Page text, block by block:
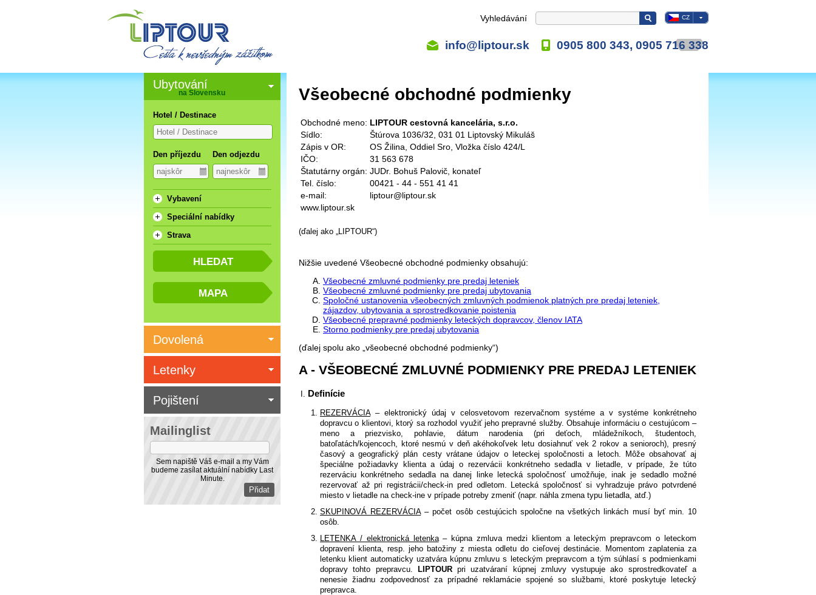
Vyhledávání CZ
info@liptour.sk 0905 800 343, 0905 716 338
Všeobecné obchodné podmienky
Obchodné meno: LIPTOUR cestovná kancelária, s.r.o.
Sídlo:
Štúrova 1036/32, 031 01 Liptovský Mikuláš
Zápis v OR:
OS Žilina, Oddiel Sro, Vložka číslo 424/L
IČO:
31 563 678
Štatutárny orgán: JUDr. Bohuš Palovič, konateľ
Tel. číslo:
00421 - 44 - 551 41 41
e-mail:
liptour@liptour.sk
www.liptour.sk
(ďalej ako „LIPTOUR“)
Nižšie uvedené Všeobecné obchodné podmienky obsahujú:
Všeobecné zmluvné podmienky pre predaj leteniek
Všeobecné zmluvné podmienky pre predaj ubytovania
Spoločné ustanovenia všeobecných zmluvných podmienok platných pre predaj leteniek,
zájazdov, ubytovania a sprostredkovanie poistenia
Všeobecné prepravné podmienky leteckých dopravcov, členov IATA
Storno podmienky pre predaj ubytovania
(ďalej spolu ako „všeobecné obchodné podmienky“)
A - VŠEOBECNÉ ZMLUVNÉ PODMIENKY PRE PREDAJ LETENIEK
Definície
REZERVÁCIA– elektronický údaj v celosvetovom rezervačnom systéme a v systéme konkrétneho
dopravcu o klientovi, ktorý sa rozhodol využiť jeho prepravné služby. Obsahuje informáciu o cestujúcom –
meno a priezvisko, pohlavie, dátum narodenia (pri deťoch, mládežníkoch, študentoch,
batoľatách/kojencoch, ktoré nesmú v deň akéhokoľvek letu dosiahnuť vek 2 rokov a senioroch), presný
časový a geografický plán cesty vrátane údajov o leteckej spoločnosti a letoch. Môže obsahovať aj
špeciálne požiadavky klienta a údaj o rezervácii konkrétneho sedadla v lietadle, v prípade, že túto
rezerváciu konkrétneho sedadla na danej linke letecká spoločnosť umožňuje, inak je sedadlo možné
rezervovať až pri registrácii/check-in pred odletom. Letecká spoločnosť si vyhradzuje právo potvrdené
miesto v lietadle na check-ine v prípade potreby zmeniť (napr. náhla zmena typu lietadla, atď.)
SKUPINOVÁ REZERVÁCIA– počet osôb cestujúcich spoločne na všetkých linkách musí byť min. 10
osôb.
LETENKA / elektronická letenka– kúpna zmluva medzi klientom a leteckým prepravcom o leteckom
dopravení klienta, resp. jeho batožiny z miesta odletu do cieľovej destinácie. Momentom zaplatenia za
letenku klient automaticky uzatvára kúpnu zmluvu s leteckým prepravcom a tým súhlasí s podmienkami
dopravy tohto prepravcu.
LIPTOURpri uzatváraní kúpnej zmluvy vystupuje ako sprostredkovateľ a
nenesie žiadnu zodpovednosť za prípadné reklamácie spojené so službami, ktoré poskytuje letecký
prepravca.
Ubytování
na Slovensku
Hotel / Destinace
Den příjezdu Den odjezdu
Vybavení
Speciální nabídky
Strava
Dovolená
Mailinglist
Sem napiště Váš e-mail a my Vám
budeme zasílat aktuální nabídky Last
Minute.
Letenky
Pojištení